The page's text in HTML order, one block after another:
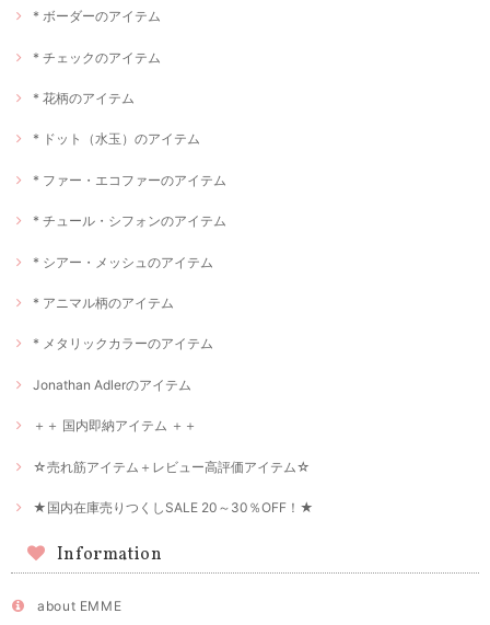
* ボーダーのアイテム
* チェックのアイテム
* 花柄のアイテム
* ドット（水玉）のアイテム
* ファー・エコファーのアイテム
* チュール・シフォンのアイテム
* シアー・メッシュのアイテム
* アニマル柄のアイテム
* メタリックカラーのアイテム
Jonathan Adlerのアイテム
＋＋ 国内即納アイテム ＋＋
☆売れ筋アイテム＋レビュー高評価アイテム☆
★国内在庫売りつくしSALE 20～30％OFF！★
Information
about EMME